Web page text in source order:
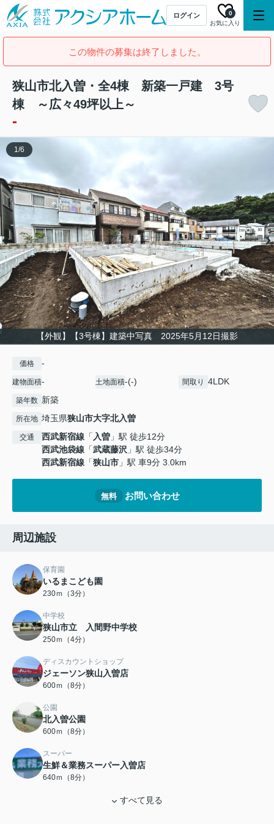
ログイン
お気に入り
0
この物件の募集は終了しました。
狭山市北入曽・全4棟 新築一戸建 3号
棟 ～広々49坪以上～
-
【外観】【3号棟】建築中写真 2025年5月12日撮影
1/6
価格 -
建物面積- 土地面積-(-) 間取り 4LDK
築年数 新築
所在地 埼玉県狭山市大字北入曽
交通 西武新宿線 「入曽 」駅 徒歩12分
西武池袋線 「武蔵藤沢 」駅 徒歩34分
西武新宿線 「狭山市 」駅 車9分 3.0km
無料 お問い合わせ
周辺施設
保育園
いるまこども園
230ｍ（3分）
中学校
狭山市立 入間野中学校
250ｍ（4分）
ディスカウントショップ
ジェーソン狭山入曽店
600ｍ（8分）
公園
北入曽公園
600ｍ（8分）
スーパー
生鮮＆業務スーパー入曽店
640ｍ（8分）
すべて見る